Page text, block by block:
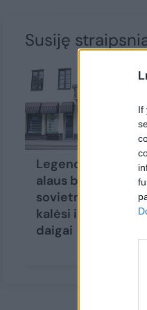
If
Susiję
Legendiniuose
alaus baruose
sovietmečiu
kalėsi ir laisvės
daigai